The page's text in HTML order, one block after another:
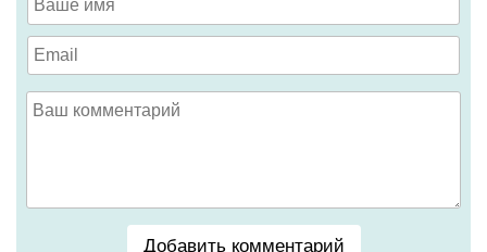
Добавить комментарий